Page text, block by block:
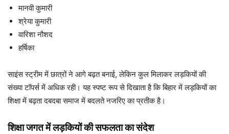
मानवी कुमारी
श्रेया कुमारी
वारिशा नौशद
हर्षिका
साइंस स्ट्रीम में छात्रों ने आगे बढ़त बनाई, लेकिन कुल मिलाकर लड़कियों की
संख्या टॉपर्स में अधिक रही। यह स्पष्ट रूप से दिखाता है कि बिहार में लड़कियों का
शिक्षा में बढ़ता दबदबा समाज में बदलते नजरिए का प्रतीक है।
शिक्षा जगत में लड़कियों की सफलता का संदेश